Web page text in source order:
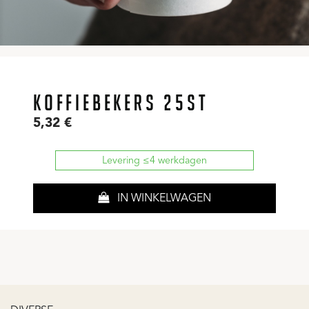
KOFFIEBEKERS 25ST
5,32 €
Levering ≤4 werkdagen
IN WINKELWAGEN